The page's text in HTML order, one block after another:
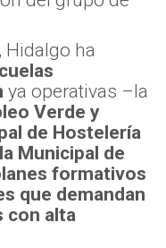
Hidalgo ha
ya operativas –la
Verde y
de Hostelería
Municipal de
formativos
que demandan
con alta